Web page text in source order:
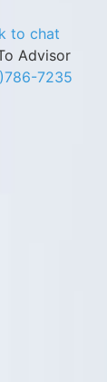
Advisor
7235